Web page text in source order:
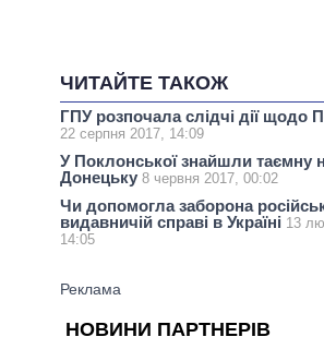
ЧИТАЙТЕ ТАКОЖ
ГПУ розпочала слідчі дії щодо
22 серпня 2017, 14:09
У Поклонської знайшли таємну
Донецьку 8 червня 2017, 00:02
Чи допомогла заборона
видавничій справі в Україні 13
14:05